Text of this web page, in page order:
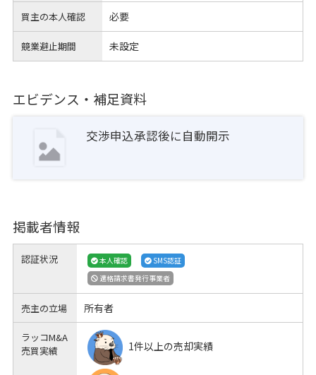
買主の本人確認 必要
競業避止期間 未設定
エビデンス・補足資料
交渉申込承認後に自動開示
掲載者情報
認証状況 本人確認
SMS認証
適格請求書発行事業者
売主の立場 所有者
ラッコM&A
売買実績
1件以上の売却実績